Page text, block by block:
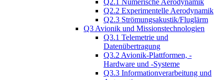
Q2.1 Numerische Aerodynamik
Q2.2 Experimentelle Aerodynamik
Q2.3 Strömungsakustik/Fluglärm
Q3 Avionik und Missionstechnologien
Q3.1 Telemetrie und
Datenübertragung
Q3.2 Avionik-Plattformen, -
Hardware und -Systeme
Q3.3 Informationverarbeitung und